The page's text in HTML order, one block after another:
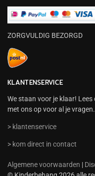
ZORGVULDIG BEZORGD
KLANTENSERVICE
We staan voor je klaar!
met ons op voor al je vragen.
> klantenservice
> kom direct in contact
Algemene voorwaarden |